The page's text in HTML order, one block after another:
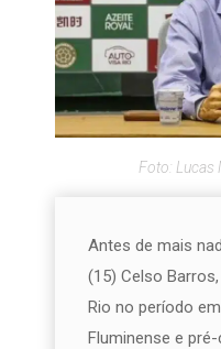
Foto: Lucas
Antes de mais
(15) Celso
Rio no período
Fluminense e